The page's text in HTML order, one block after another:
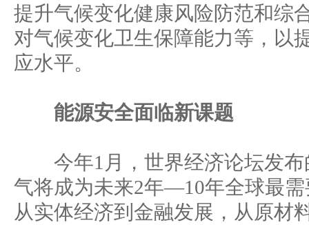
提升气候变化健康风险防范和综
对气候变化卫生保障能力等，以
应水平。
能源安全面临新课题
今年1月，世界经济论坛发布
气将成为未来2年—10年全球最
从实体经济到金融发展，从原材